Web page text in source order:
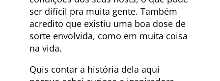
ser difícil pra muita gente. Também
acredito que existiu uma boa dose de
sorte envolvida, como em muita coisa
na vida.
Quis contar a história dela aqui